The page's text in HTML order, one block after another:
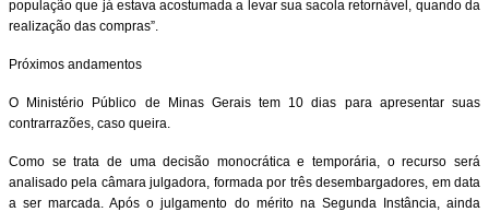
população que já estava acostumada a levar sua sacola retornável, quando da
realização das compras”.
Próximos andamentos
O Ministério Público de Minas Gerais tem 10 dias para apresentar suas
contrarrazões, caso queira.
Como se trata de uma decisão monocrática e temporária, o recurso será
analisado pela câmara julgadora, formada por três desembargadores, em data
a ser marcada. Após o julgamento do mérito na Segunda Instância, ainda